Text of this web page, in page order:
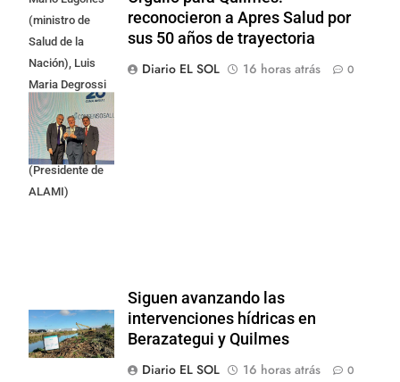
(ministro de
Salud de la
Nación), Luis
Maria Degrossi
(Presidente de
Apres Salud) y
Cristian Mazza
(Presidente de
ALAMI)
reconocieron a Apres Salud por
sus 50 años de trayectoria
Diario EL SOL
16 horas atrás 0
Siguen avanzando las
intervenciones hídricas en
Berazategui y Quilmes
Diario EL SOL
16 horas atrás 0